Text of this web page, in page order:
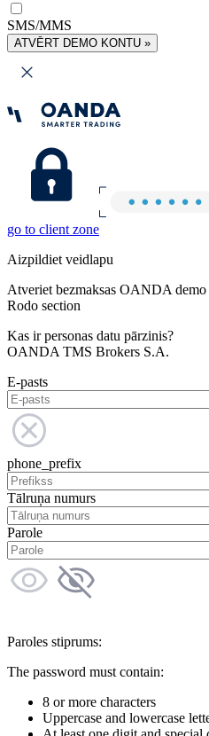
SMS/MMS
ATVĒRT DEMO KONTU »
go to client zone
Aizpildiet veidlapu
Atveriet bezmaksas OANDA demo
Rodo section
Kas ir personas datu pārzinis?
OANDA TMS Brokers S.A.
E-pasts
phone_prefix
Tālruņa numurs
Parole
Paroles stiprums:
The password must contain:
8 or more characters
Uppercase and lowercase